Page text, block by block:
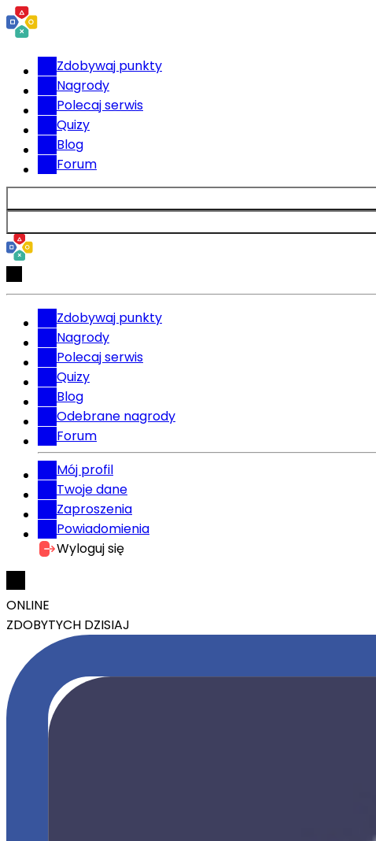
Zdobywaj punkty
Nagrody
Polecaj serwis
Quizy
Blog
Forum
Zdobywaj punkty
Nagrody
Polecaj serwis
Quizy
Blog
Odebrane nagrody
Forum
Mój profil
Twoje dane
Zaproszenia
Powiadomienia
Wyloguj się
ONLINE
ZDOBYTYCH DZISIAJ